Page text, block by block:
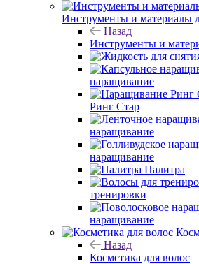
Инструменты и материалы
Назад
Инструменты и
наращивание
Ринг Стар
наращивание
наращивание
Палитра
тренировки
наращивание
Назад
Косметика для волос